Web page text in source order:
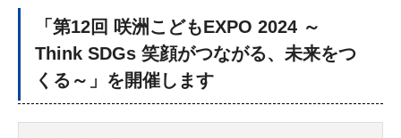
「第12回 咲洲こどもEXPO 2024 ～
Think SDGs 笑顔がつながる、未来をつ
くる～」を開催します